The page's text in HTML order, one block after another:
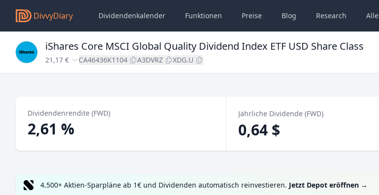
DivvyDiary Dividendenkalender Funktionen Preise Blog Research Alle
iShares Core MSCI Global Quality Dividend Index ETF USD Share Class
21,17 € CA46436K1104 A3DVRZ XDG.U
Dividendenrendite (FWD)
2,61 %
Jährliche Dividende (FWD)
0,64 $
4.500+ Aktien-Sparpläne ab 1€ und Dividenden automatisch reinvestieren. Jetzt Depot eröffnen →